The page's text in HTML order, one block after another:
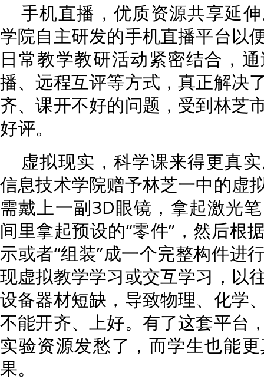
手机直播，优质资源共享延
学院自主研发的手机直播平台以
日常教学教研活动紧密结合，
播、远程互评等方式，真正解决
齐、课开不好的问题，受到林芝
好评。
虚拟现实，科学课来得更真
信息技术学院赠予林芝一中的虚
需戴上一副3D眼镜，拿起激光
间里拿起预设的“零件”，然后根
示或者“组装”成一个完整构件进
现虚拟教学学习或交互学习，以
设备器材短缺，导致物理、化学
不能开齐、上好。有了这套平台
实验资源发愁了，而学生也能
果。